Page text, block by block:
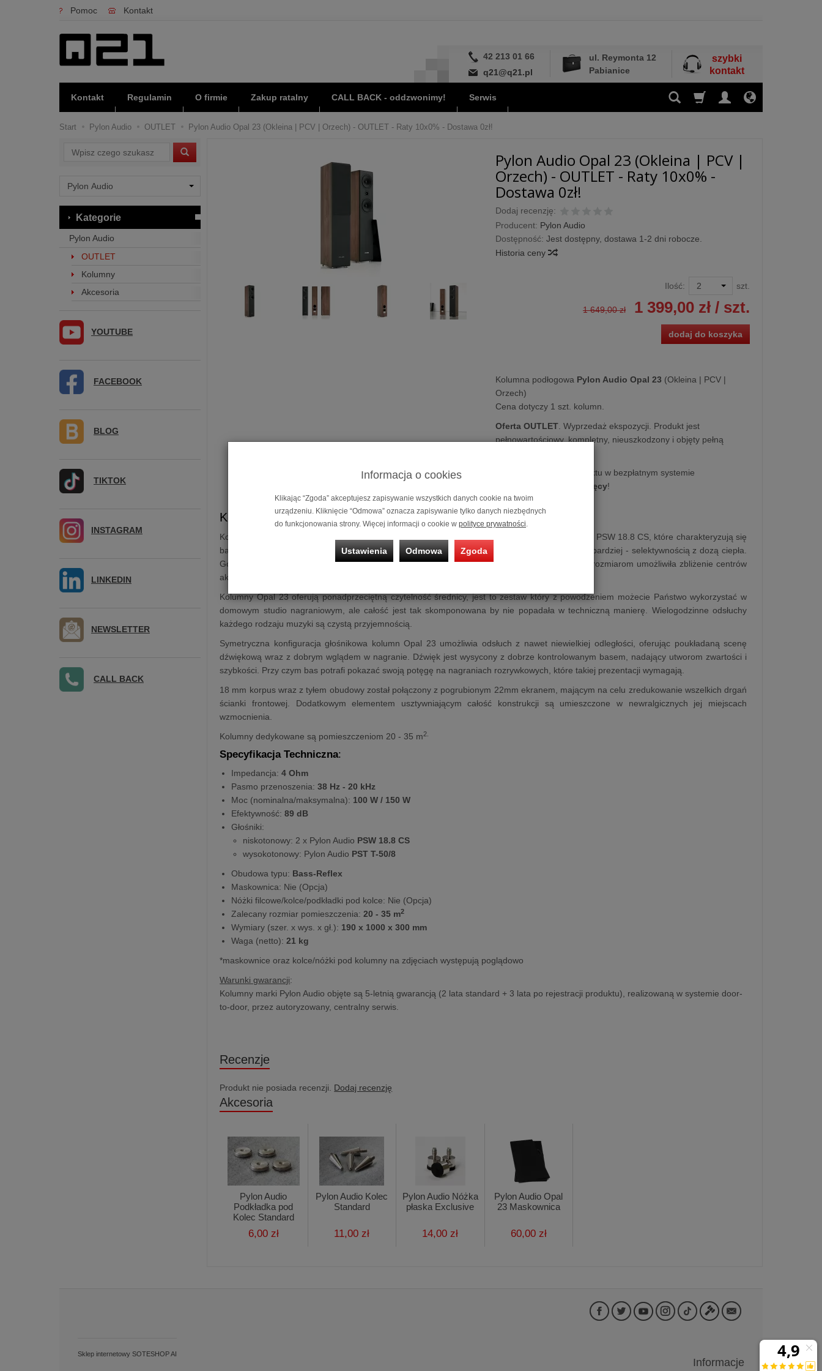
Pomoc Kontakt
42 213 01 66
q21@q21.pl
ul. Reymonta 12
Pabianice
szybki
kontakt
Kontakt Regulamin O firmie Zakup ratalny CALL BACK - oddzwonimy! Serwis
Start Pylon Audio OUTLET Pylon Audio Opal 23 (Okleina | PCV | Orzech) - OUTLET - Raty 10x0% - Dostawa 0zł!
Pylon Audio Opal 23 (Okleina | PCV |
Orzech) - OUTLET - Raty 10x0% -
Dostawa 0zł!
Dodaj recenzję:
Producent: Pylon Audio
Dostępność: Jest dostępny, dostawa 1-2 dni robocze.
Historia ceny
Ilość: szt.
1 649,00 zł 1 399,00 zł/ szt.
dodaj do koszyka
Kolumna podłogowa Pylon Audio Opal 23 (Okleina | PCV |
Orzech)
Cena dotyczy 1 szt. kolumn.
Oferta OUTLET. Wyprzedaż ekspozycji. Produkt jest
pełnowartościowy, kompletny, nieuszkodzony i objęty pełną
Możliwość zakupu produktu w bezpłatnym systemie
10 miesięcy!
Kolumna podłogowaPylon Audio Opal 23
Kolumny
to konstrukcja dwudrożna oparta o parę głośników niskotonowych Pylon Audio PSW 18.8 CS, które charakteryzują się
bardzo dobrymi parametrami mierzalnymi oraz tym co cenimy w membranach papierowych najbardziej - selektywnością z dozą ciepła.
Górę pasma powierzono 25mm jedwabnej kopułce wysokotonowej, która dzięki kompaktowym rozmiarom umożliwiła zbliżenie centrów
akustycznych zestawu głośnikowego.
Kolumny Opal 23 oferują ponadprzeciętną czytelność średnicy, jest to zestaw który z powodzeniem możecie Państwo wykorzystać w
domowym studio nagraniowym, ale całość jest tak skomponowana by nie popadała w techniczną manierę. Wielogodzinne odsłuchy
każdego rodzaju muzyki są czystą przyjemnością.
Symetryczna konfiguracja głośnikowa kolumn Opal 23 umożliwia odsłuch z nawet niewielkiej odległości, oferując poukładaną scenę
dźwiękową wraz z dobrym wglądem w nagranie. Dźwięk jest wysycony z dobrze kontrolowanym basem, nadający utworom zwartości i
szybkości. Przy czym bas potrafi pokazać swoją potęgę na nagraniach rozrywkowych, które takiej prezentacji wymagają.
18 mm korpus wraz z tyłem obudowy został połączony z pogrubionym 22mm ekranem, mającym na celu zredukowanie wszelkich drgań
ścianki frontowej. Dodatkowym elementem usztywniającym całość konstrukcji są umieszczone w newralgicznych jej miejscach
wzmocnienia.
Kolumny dedykowane są pomieszczeniom 20 - 35 m2.
Specyfikacja Techniczna:
Impedancja:4 Ohm
Pasmo przenoszenia:38 Hz - 20 kHz
Moc (nominalna/maksymalna): 100 W / 150 W
Efektywność:89 dB
Głośniki:
niskotonowy: 2 x Pylon Audio PSW 18.8 CS
wysokotonowy: Pylon Audio PST T-50/8
Obudowa typu: Bass-Reflex
Maskownica: Nie (Opcja)
Nóżki filcowe/kolce/podkładki pod kolce: Nie (Opcja)
Zalecany rozmiar pomieszczenia: 20 - 35 m2
Wymiary (szer. x wys. x gł.): 190 x 1000 x 300 mm
Waga (netto):21 kg
*maskownice oraz kolce/nóżki pod kolumny na zdjęciach występują poglądowo
Warunki gwarancji:
Kolumny marki Pylon Audio objęte są 5-letnią gwarancją (2 lata standard + 3 lata po rejestracji produktu), realizowaną w systemie door-
to-door, przez autoryzowany, centralny serwis.
Recenzje
Produkt nie posiada recenzji. Dodaj recenzję
Akcesoria
Pylon Audio
Podkładka pod
Kolec Standard
6,00 zł
Pylon Audio Kolec
Standard
11,00 zł
Pylon Audio Nóżka
płaska Exclusive
14,00 zł
Pylon Audio Opal
23 Maskownica
60,00 zł
Wyszukaj
Kategorie
Pylon Audio
OUTLET
Kolumny
Akcesoria
YOUTUBE
FACEBOOK
BLOG
TIKTOK
INSTAGRAM
LINKEDIN
NEWSLETTER
CALL BACK
Informacje
Sklep internetowy SOTESHOP AI
Informacja o cookies
Klikając “Zgoda” akceptujesz zapisywanie wszystkich danych cookie na twoim
urządzeniu. Kliknięcie “Odmowa” oznacza zapisywanie tylko danych niezbędnych
do funkcjonowania strony. Więcej informacji o cookie w polityce prywatności.
Ustawienia Odmowa Zgoda